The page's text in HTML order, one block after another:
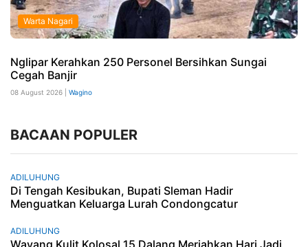
Warta Nagari
Nglipar Kerahkan 250 Personel Bersihkan Sungai
Cegah Banjir
08 August 2026 | Wagino
BACAAN POPULER
ADILUHUNG
Di Tengah Kesibukan, Bupati Sleman Hadir
Menguatkan Keluarga Lurah Condongcatur
ADILUHUNG
Wayang Kulit Kolosal 15 Dalang Meriahkan Hari Jadi